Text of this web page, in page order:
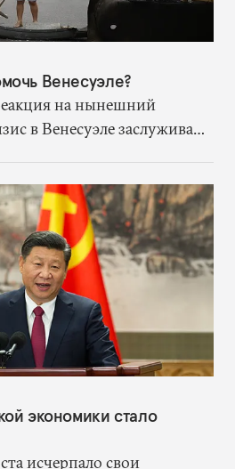
Венесуэле?
на нынешний
в Венесуэле заслуживают
— «займы в обмен на
экономики стало
исчерпало свои